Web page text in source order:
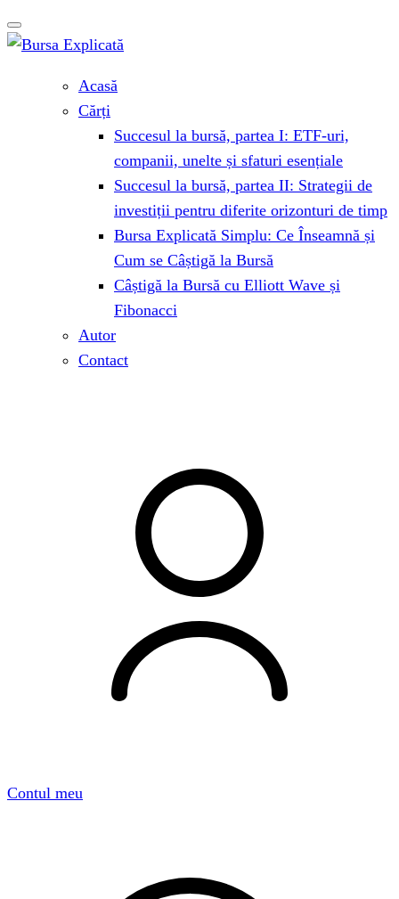
Acasă
Cărți
Succesul la bursă, partea I: ETF-uri,
companii, unelte și sfaturi esențiale
Succesul la bursă, partea II: Strategii de
investiții pentru diferite orizonturi de timp
Bursa Explicată Simplu: Ce Înseamnă și
Cum se Câștigă la Bursă
Câștigă la Bursă cu Elliott Wave și
Fibonacci
Autor
Contact
Contul meu